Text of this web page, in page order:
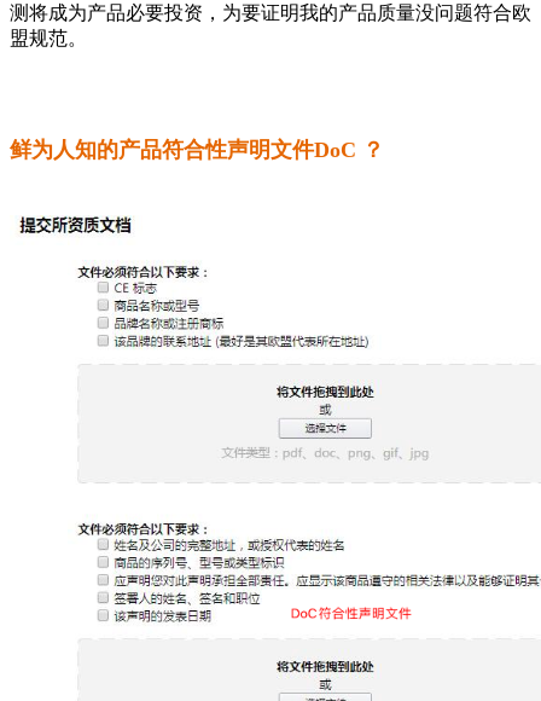
测将成为产品必要投资，为要证明我的产品质量没问题符合欧
盟规范。
鲜为人知的产品符合性声明文件DoC ？